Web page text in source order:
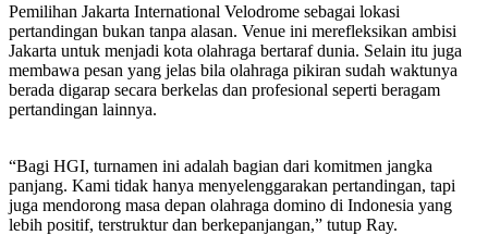
Pemilihan Jakarta International Velodrome sebagai lokasi
pertandingan bukan tanpa alasan. Venue ini merefleksikan ambisi
Jakarta untuk menjadi kota olahraga bertaraf dunia. Selain itu juga
membawa pesan yang jelas bila olahraga pikiran sudah waktunya
berada digarap secara berkelas dan profesional seperti beragam
pertandingan lainnya.
“Bagi HGI, turnamen ini adalah bagian dari komitmen jangka
panjang. Kami tidak hanya menyelenggarakan pertandingan, tapi
juga mendorong masa depan olahraga domino di Indonesia yang
lebih positif, terstruktur dan berkepanjangan,” tutup Ray.